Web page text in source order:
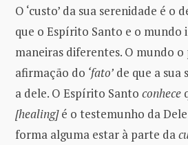
O ‘custo’ da sua serenidade é o
que o Espírito Santo e o
maneiras diferentes. O mundo
afirmação do ‘fato’ de que a sua
a dele. O Espírito Santo conhece
[healing]é o testemunho da Dele
forma alguma estar à parte da